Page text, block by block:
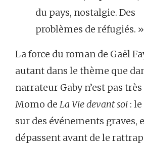
du pays, nostalgie. Des
problèmes de réfugiés. »
La force du roman de Gaël
autant dans le thème que
narrateur Gaby n’est pas
Momo de La Vie devant soi :
sur des événements graves,
dépassent avant de le